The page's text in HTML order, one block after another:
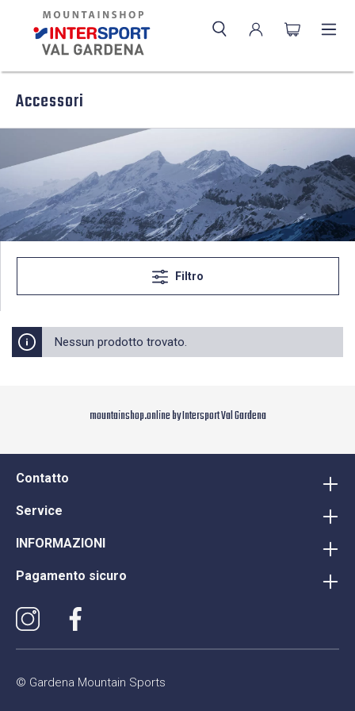
Accessori
Filtro
Nessun prodotto trovato.
mountainshop.online by Intersport Val Gardena
Contatto
Service
INFORMAZIONI
Pagamento sicuro
© Gardena Mountain Sports